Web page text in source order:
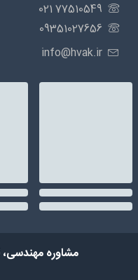
77510549 021
09351027656
info@hvak.ir
مشاوره